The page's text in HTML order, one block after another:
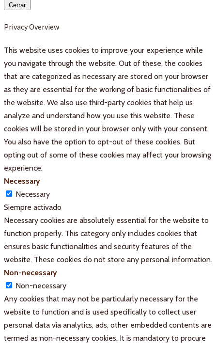
Cerrar
Privacy Overview
This website uses cookies to improve your experience while
you navigate through the website. Out of these, the cookies
that are categorized as necessary are stored on your browser
as they are essential for the working of basic functionalities of
the website. We also use third-party cookies that help us
analyze and understand how you use this website. These
cookies will be stored in your browser only with your consent.
You also have the option to opt-out of these cookies. But
opting out of some of these cookies may affect your browsing
experience.
Necessary
Necessary
Siempre activado
Necessary cookies are absolutely essential for the website to
function properly. This category only includes cookies that
ensures basic functionalities and security features of the
website. These cookies do not store any personal information.
Non-necessary
Non-necessary
Any cookies that may not be particularly necessary for the
website to function and is used specifically to collect user
personal data via analytics, ads, other embedded contents are
termed as non-necessary cookies. It is mandatory to procure